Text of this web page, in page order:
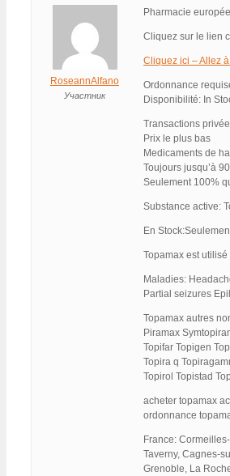
RoseannAlfano
Участник
Pharmacie
Cliquez sur le lien
Cliquez ici – Allez
Ordonnance
Disponibilité: In
Transactions
Prix le plus bas
Medicaments de
Toujours jusqu’à
Seulement 100%
Substance active:
En
Topamax est
Maladies:
Partial seizures
Topamax autres
Piramax
Topifar Topigen
Topira q
Topirol Topistad
acheter topamax
ordonnance
France:
Taverny, Cagnes-
Grenoble, La